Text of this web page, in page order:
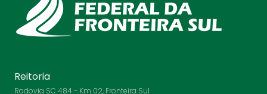
Reitoria
Rodovia SC 484 - Km 02, Fronteira Sul